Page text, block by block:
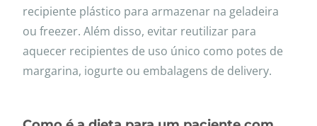
recipiente plástico para armazenar na geladeira
ou freezer. Além disso, evitar reutilizar para
aquecer recipientes de uso único como potes de
margarina, iogurte ou embalagens de delivery.